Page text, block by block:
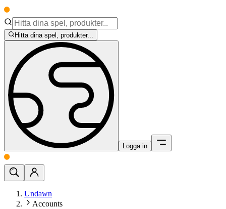
Hitta dina spel, produkter...
Logga in
Undawn
Accounts